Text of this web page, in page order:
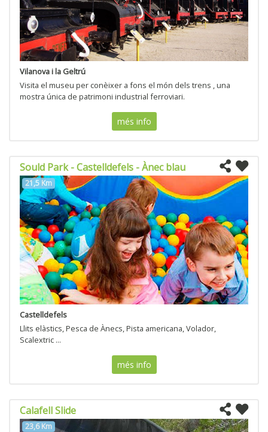
Vilanova i la Geltrú
Visita el museu per conèixer a fons el món dels trens , una
mostra única de patrimoni industrial ferroviari.
més info
Sould Park - Castelldefels - Ànec blau
21,5 Km
Castelldefels
Llits elàstics, Pesca de Ànecs, Pista americana, Volador,
Scalextric ...
més info
Calafell Slide
23,6 Km